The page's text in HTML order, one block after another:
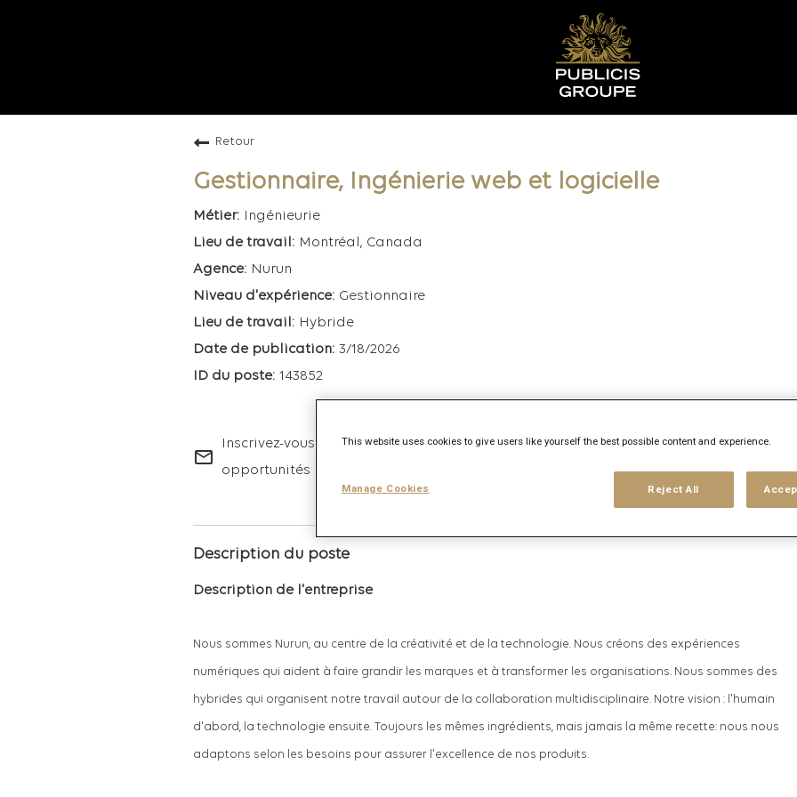
Retour
Gestionnaire, Ingénierie web et logicielle
Ingénieurie
Montréal, Canada
Nurun
Gestionnaire
Hybride
3/18/2026
143852
mail_outline
Inscrivez-vous pour recevoir nos prochaines
opportunités professionnelles
Se connecter ou
Description du poste
Description de l'entreprise
Nous sommes Nurun, au centre de la créativité et de la technologie. Nous créons des expériences
numériques qui aident à faire grandir les marques et à transformer les organisations. Nous sommes des
hybrides qui organisent notre travail autour de la collaboration multidisciplinaire. Notre vision : l'humain
d'abord, la technologie ensuite. Toujours les mêmes ingrédients, mais jamais la même recette: nous nous
adaptons selon les besoins pour assurer l'excellence de nos produits.
This website uses cookies to give users like yourself the best possible content and experience.
Reject All
Manage Cookies